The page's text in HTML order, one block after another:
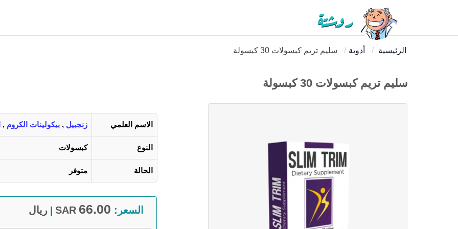
الرئيسية أدوية سليم تريم كبسولات 30 كبسولة
سليم تريم كبسولات 30 كبسولة
الاسم العلمي زنجبيل , بيكولينات الكروم ,
النوع كبسولات
الحالة متوفر
السعر: 66.00
SAR ريال